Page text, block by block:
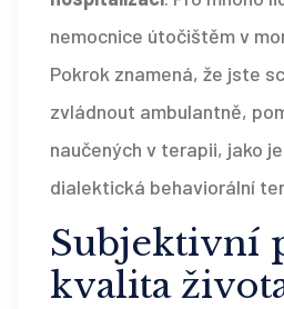
nemocnice útočištěm v
Pokrok znamená, že jste
zvládnout ambulantně,
naučených v terapii, jako
dialektická behaviorální
Subjektivní
kvalita